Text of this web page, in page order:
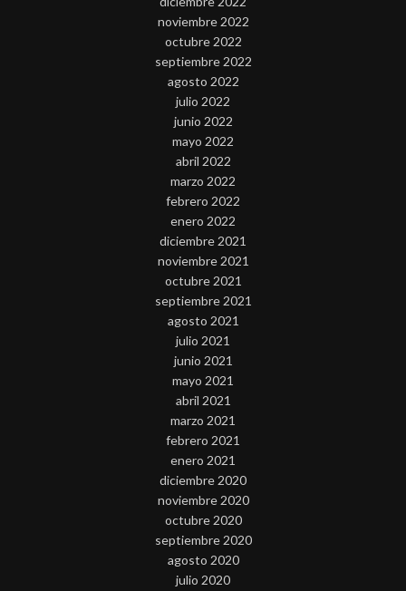
noviembre 2022
octubre 2022
septiembre 2022
agosto 2022
julio 2022
junio 2022
mayo 2022
abril 2022
marzo 2022
febrero 2022
enero 2022
diciembre 2021
noviembre 2021
octubre 2021
septiembre 2021
agosto 2021
julio 2021
junio 2021
mayo 2021
abril 2021
marzo 2021
febrero 2021
enero 2021
diciembre 2020
noviembre 2020
octubre 2020
septiembre 2020
agosto 2020
julio 2020